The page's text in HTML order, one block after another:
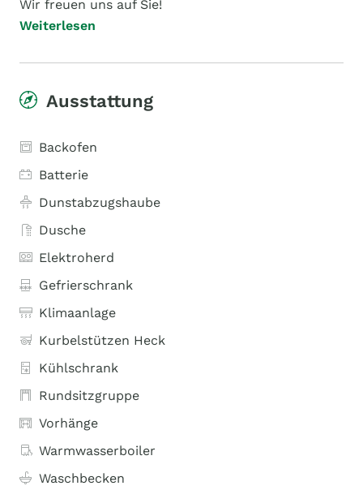
Wir freuen uns auf Sie!
Weiterlesen
Ausstattung
Backofen
Batterie
Dunstabzugshaube
Dusche
Elektroherd
Gefrierschrank
Klimaanlage
Kurbelstützen Heck
Kühlschrank
Rundsitzgruppe
Vorhänge
Warmwasserboiler
Waschbecken